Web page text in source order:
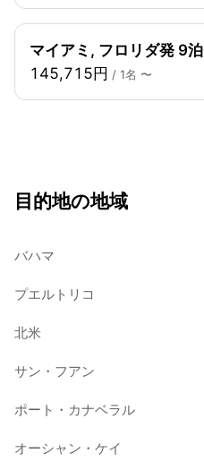
マイアミ, フロリダ発 9泊
145,715円 / 1名 〜
目的地の地域
バハマ
プエルトリコ
北米
サン・フアン
ポート・カナベラル
オーシャン・ケイ